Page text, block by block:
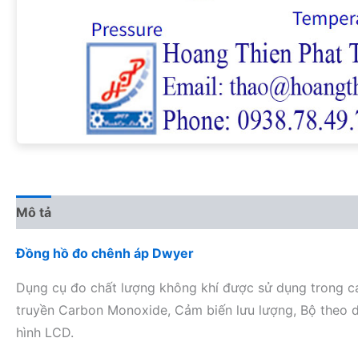
Mô tả
Đồng hồ đo chênh áp Dwyer
Dụng cụ đo chất lượng không khí được sử dụng trong
truyền Carbon Monoxide, Cảm biến lưu lượng, Bộ
hình LCD.